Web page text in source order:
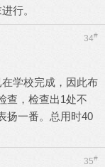
行。
34#
学校完成，因此布
查，检查出1处不
扬一番。总用时40
35#